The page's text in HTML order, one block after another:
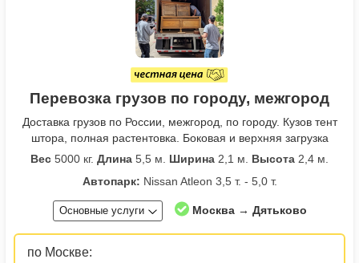
Перевозка грузов по городу, межгород
Доставка грузов по России, межгород, по городу. Кузов тент
штора, полная растентовка. Боковая и верхняя загрузка
Вес 5000 кг. Длина 5,5 м. Ширина 2,1 м. Высота 2,4 м.
Автопарк: Nissan Atleon 3,5 т. - 5,0 т.
Основные услуги Москва → Дятьково
по Москве: